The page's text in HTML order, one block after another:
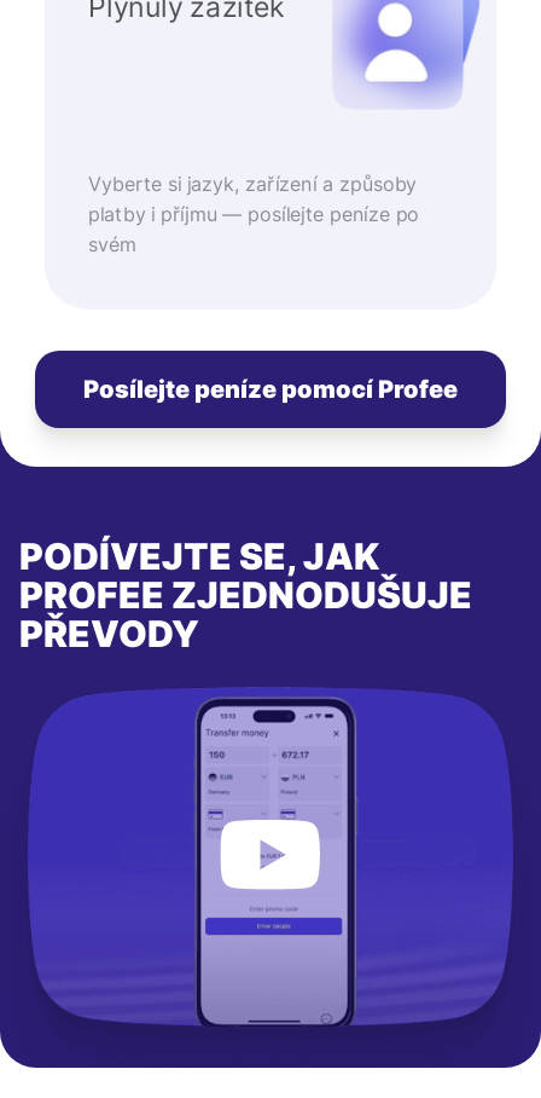
Plynulý zážitek
Vyberte si jazyk, zařízení a způsoby
platby i příjmu — posílejte peníze po
svém
Posílejte peníze pomocí Profee
PODÍVEJTE SE, JAK
PROFEE ZJEDNODUŠUJE
PŘEVODY